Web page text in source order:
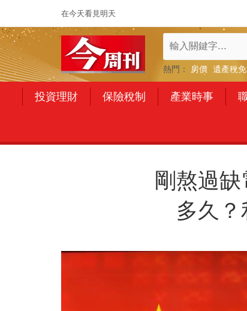
在今天看見明天
熱門： 房價 遺產稅
投資理財 保險稅制 產業時事
剛熬過
多久